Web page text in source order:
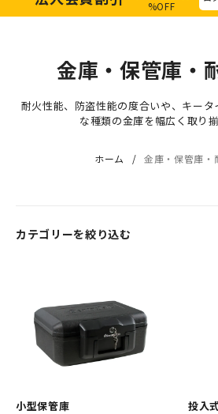
%OFF
金庫・保管庫・
耐火性能、防盗性能の度合いや、キータ
な種類の金庫を幅広く取り揃
ホーム 金庫・保管庫・
カテゴリーを絞り込む
小型保管庫 投入